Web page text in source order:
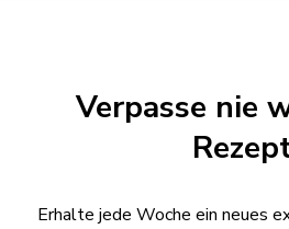
Verpasse nie
Erhalte jede Woche ein neues